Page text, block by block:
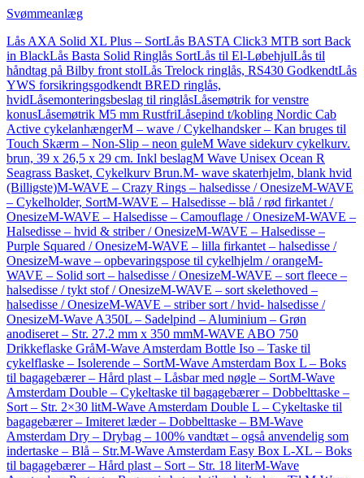
Svømmeanlæg
Lås AXA Solid XL Plus – SortLås BASTA Click3 MTB sort Back
in BlackLås Basta Solid Ringlås SortLås til El-LøbehjulLås til
håndtag på Bilby front stolLås Trelock ringlås, RS430 GodkendtLås
YWS forsikringsgodkendt BRED ringlås,
hvidLåsemonteringsbeslag til ringlåsLåsemøtrik for venstre
konusLåsemøtrik M5 mm RustfriLåsepind t/kobling Nordic Cab
Active cykelanhængerM – wave / Cykelhandsker – Kan bruges til
Touch Skærm – Non-Slip – neon guleM Wave sidekurv cykelkurv.
brun, 39 x 26,5 x 29 cm. Inkl beslagM Wave Unisex Ocean R
Seagrass Basket, Cykelkurv Brun.M- wave skaterhjelm, blank hvid
(Billigste)M-WAVE – Crazy Rings – halsedisse / OnesizeM-WAVE
– Cykelholder, SortM-WAVE – Halsedisse – blå / rød firkantet /
OnesizeM-WAVE – Halsedisse – Camouflage / OnesizeM-WAVE –
Halsedisse – hvid & striber / OnesizeM-WAVE – Halsedisse –
Purple Squared / OnesizeM-WAVE – lilla firkantet – halsedisse /
OnesizeM-wave – opbevaringspose til cykelhjelm / orangeM-
WAVE – Solid sort – halsedisse / OnesizeM-WAVE – sort fleece –
halsedisse / tykt stof / OnesizeM-WAVE – sort skelethoved –
halsedisse / OnesizeM-WAVE – striber sort / hvid- halsedisse /
OnesizeM-Wave A350L – Sadelpind – Aluminium – Grøn
anodiseret – Str. 27.2 mm x 350 mmM-WAVE ABO 750
Drikkeflaske GråM-Wave Amsterdam Bottle Iso – Taske til
cykelflaske – Isolerende – SortM-Wave Amsterdam Box L – Boks
til bagagebærer – Hård plast – Låsbar med nøgle – SortM-Wave
Amsterdam Double – Cykeltaske til bagagebærer – Dobbelttaske –
Sort – Str. 2×30 litM-Wave Amsterdam Double L – Cykeltaske til
bagagebærer – Imiteret læder – Dobbelttaske – BM-Wave
Amsterdam Dry – Drybag – 100% vandtæt – også anvendelig som
indertaske – Blå – Str.M-Wave Amsterdam Easy Box L-XL – Boks
til bagagebærer – Hård plast – Sort – Str. 18 literM-Wave